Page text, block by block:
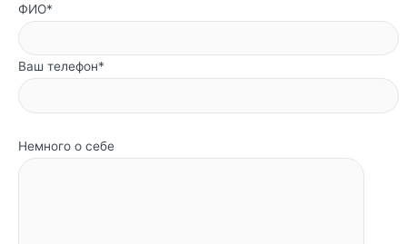
ФИО*
Ваш телефон*
Немного о себе